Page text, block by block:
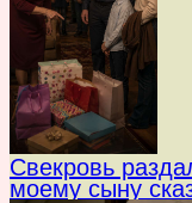
Свекровь
моему сыну